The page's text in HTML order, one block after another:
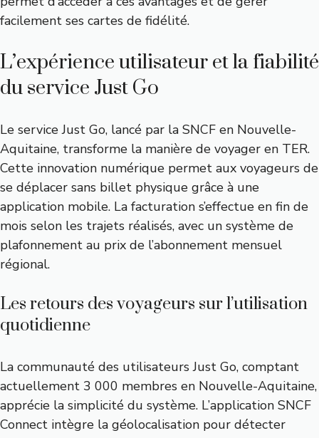
facilement ses cartes de fidélité.
L’expérience utilisateur et la fiabilité
du service Just Go
Le service Just Go, lancé par la SNCF en Nouvelle-
Aquitaine, transforme la manière de voyager en TER.
Cette innovation numérique permet aux voyageurs de
se déplacer sans billet physique grâce à une
application mobile. La facturation s’effectue en fin de
mois selon les trajets réalisés, avec un système de
plafonnement au prix de l’abonnement mensuel
régional.
Les retours des voyageurs sur l’utilisation
quotidienne
La communauté des utilisateurs Just Go, comptant
actuellement 3 000 membres en Nouvelle-Aquitaine,
apprécie la simplicité du système. L’application SNCF
Connect intègre la géolocalisation pour détecter